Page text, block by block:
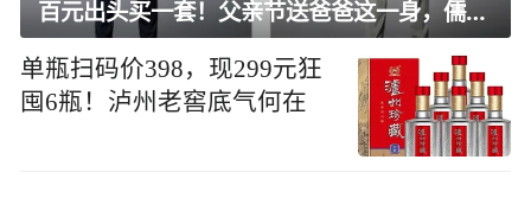
百元出头买一套！父亲节送爸爸这一身，儒雅有型还凉爽
单瓶扫码价398，现299元狂
囤6瓶！泸州老窖底气何在